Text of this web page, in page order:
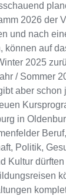
2026 der
und nach
können auf
2025
/ Sommer
aber schon
in
Politik,
Kultur